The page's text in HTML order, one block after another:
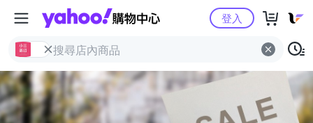
Yahoo購物中心
登入